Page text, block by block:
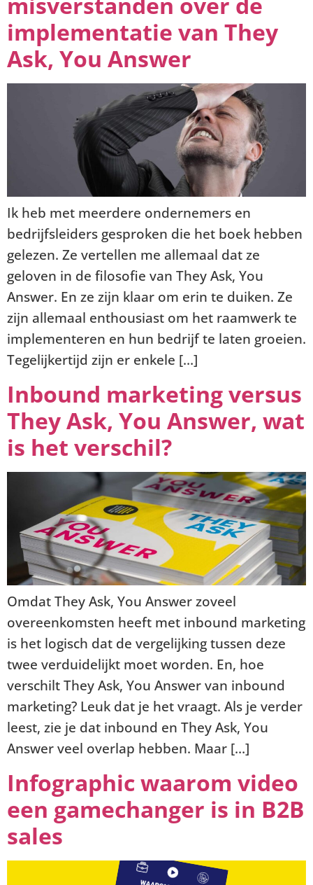
implementatie van They
Ask, You Answer
Ik heb met meerdere ondernemers en
bedrijfsleiders gesproken die het boek hebben
gelezen. Ze vertellen me allemaal dat ze
geloven in de filosofie van They Ask, You
Answer. En ze zijn klaar om erin te duiken. Ze
zijn allemaal enthousiast om het raamwerk te
implementeren en hun bedrijf te laten groeien.
Tegelijkertijd zijn er enkele […]
Inbound marketing versus
They Ask, You Answer, wat
is het verschil?
Omdat They Ask, You Answer zoveel
overeenkomsten heeft met inbound marketing
is het logisch dat de vergelijking tussen deze
twee verduidelijkt moet worden. En, hoe
verschilt They Ask, You Answer van inbound
marketing? Leuk dat je het vraagt. Als je verder
leest, zie je dat inbound en They Ask, You
Answer veel overlap hebben. Maar […]
Infographic waarom video
een gamechanger is in B2B
sales